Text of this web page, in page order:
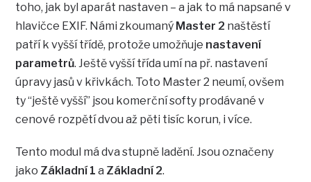
toho, jak byl aparát nastaven – a jak to má napsané v
hlavičce EXIF. Námi zkoumaný Master 2 naštěstí
patří k vyšší třídě, protože umožňuje nastavení
parametrů. Ještě vyšší třída umí na př. nastavení
úpravy jasů v křivkách. Toto Master 2 neumí, ovšem
ty “ještě vyšší” jsou komerční softy prodávané v
cenové rozpětí dvou až pěti tisíc korun, i více.
Tento modul má dva stupně ladění. Jsou označeny
jako Základní 1 a Základní 2.